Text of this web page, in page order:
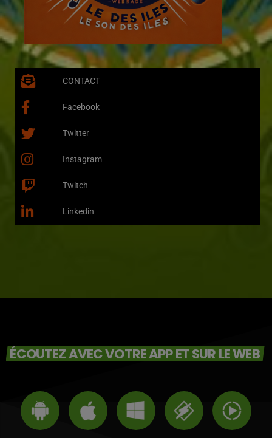
CONTACT
Facebook
Twitter
Instagram
Twitch
Linkedin
ÉCOUTEZ AVEC VOTRE APP ET SUR LE WEB